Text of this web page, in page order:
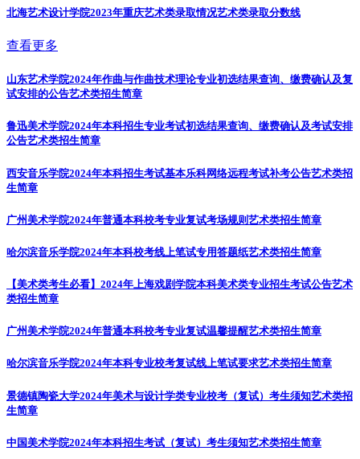
北海艺术设计学院2023年重庆艺术类录取情况艺术类录取分数线
查看更多
山东艺术学院2024年作曲与作曲技术理论专业初选结果查询、缴费确认及复
试安排的公告艺术类招生简章
鲁迅美术学院2024年本科招生专业考试初选结果查询、缴费确认及考试安排
公告艺术类招生简章
西安音乐学院2024年本科招生考试基本乐科网络远程考试补考公告艺术类招
生简章
广州美术学院2024年普通本科校考专业复试考场规则艺术类招生简章
哈尔滨音乐学院2024年本科校考线上笔试专用答题纸艺术类招生简章
【美术类考生必看】2024年上海戏剧学院本科美术类专业招生考试公告艺术
类招生简章
广州美术学院2024年普通本科校考专业复试温馨提醒艺术类招生简章
哈尔滨音乐学院2024年本科专业校考复试线上笔试要求艺术类招生简章
景德镇陶瓷大学2024年美术与设计学类专业校考（复试）考生须知艺术类招
生简章
中国美术学院2024年本科招生考试（复试）考生须知艺术类招生简章